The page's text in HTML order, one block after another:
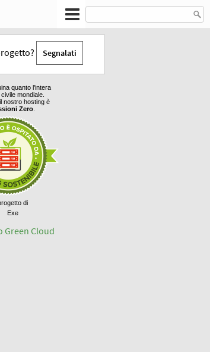
Segnalati
quanto l’intera
mondiale.
nostro hosting è
Zero
di